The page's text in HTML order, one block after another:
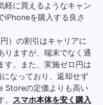
軽に買えるようなキャン
iPhoneを購入する良さ
）の割引はキャリアに
りますが、端末でなく通
す。また、実施ゼロ円は
なっており、返却せず
Storeの定価よりも高い
スマホ本体を安く購入